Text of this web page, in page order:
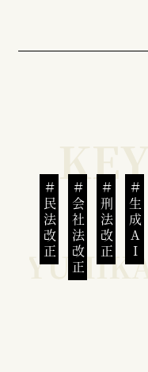
民法改正 会社法改正 刑法改正 生成AI